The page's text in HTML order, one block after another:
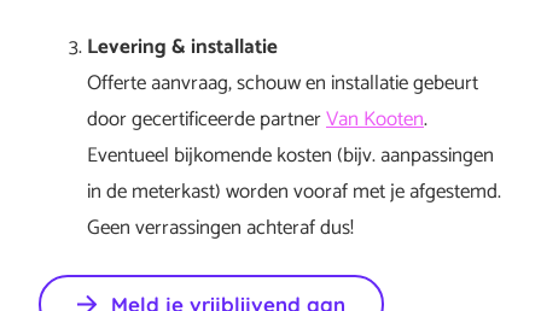
Levering & installatie
Offerte aanvraag, schouw en installatie gebeurt
door gecertificeerde partnerVan Kooten.
Eventueel bijkomende kosten (bijv. aanpassingen
in de meterkast) worden vooraf met je afgestemd.
Geen verrassingen achteraf dus!
Meld je vrijblijvend aan